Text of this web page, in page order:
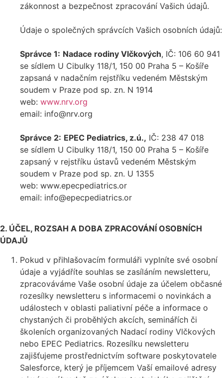
zákonnost a bezpečnost zpracování Vašich údajů.
Údaje o společných správcích Vašich osobních údajů:
Správce 1: Nadace rodiny Vlčkových, IČ: 106 60 941
se sídlem U Cibulky 118/1, 150 00 Praha 5 – Košíře
zapsaná v nadačním rejstříku vedeném Městským
soudem v Praze pod sp. zn. N 1914
web: www.nrv.org
email: info@nrv.org
Správce 2: EPEC Pediatrics, z.ú., IČ: 238 47 018
se sídlem U Cibulky 118/1, 150 00 Praha 5 – Košíře
zapsaný v rejstříku ústavů vedeném Městským
soudem v Praze pod sp. zn. U 1355
web: www.epecpediatrics.or
email: info@epecpediatrics.or
2. ÚČEL, ROZSAH A DOBA ZPRACOVÁNÍ OSOBNÍCH
ÚDAJŮ
Pokud v přihlašovacím formuláři vyplníte své osobní
údaje a vyjádříte souhlas se zasíláním newsletteru,
zpracováváme Vaše osobní údaje za účelem občasné
rozesílky newsletteru s informacemi o novinkách a
událostech v oblasti paliativní péče a informace o
chystaných či proběhlých akcích, seminářích či
školeních organizovaných Nadací rodiny Vlčkových
nebo EPEC Pediatrics. Rozesílku newsletteru
zajišťujeme prostřednictvím software poskytovatele
Salesforce, který je příjemcem Vaší emailové adresy